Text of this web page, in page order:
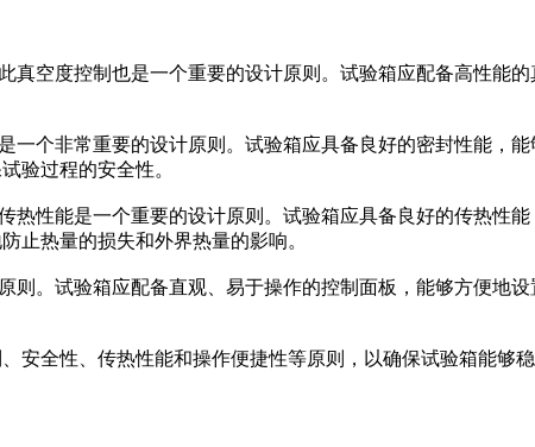
真空度控制也是一个重要的设计原则。试验箱应配备高性能
一个非常重要的设计原则。试验箱应具备良好的密封性能，
验过程的安全性。
热性能是一个重要的设计原则。试验箱应具备良好的传热性
止热量的损失和外界热量的影响。
则。试验箱应配备直观、易于操作的控制面板，能够方便地
安全性、传热性能和操作便捷性等原则，以确保试验箱能够